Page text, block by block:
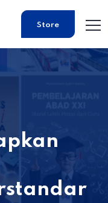
Store